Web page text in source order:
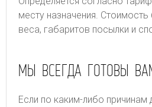
месту назначения. Стоимость
веса, габаритов посылки и
МЫ ВСЕГДА ГОТОВЫ
Если по каким-либо